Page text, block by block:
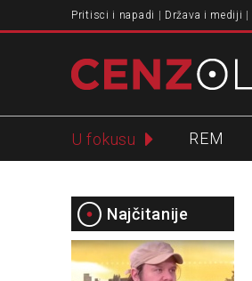
Pritisci i napadi Država i mediji
U fokusu REM
Najčitanije